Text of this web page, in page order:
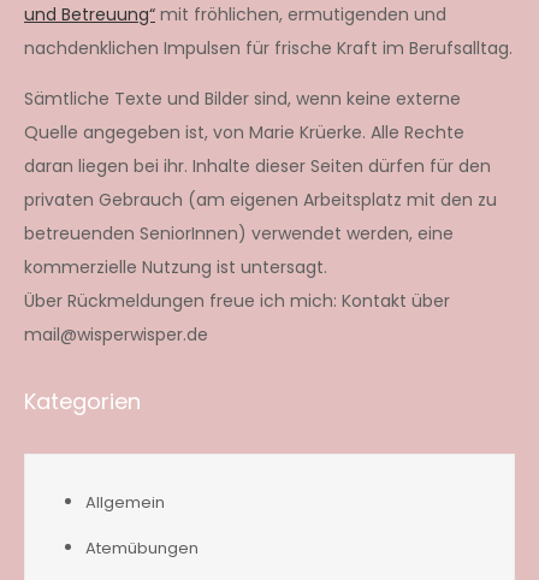
und Betreuung“ mit fröhlichen, ermutigenden und
nachdenklichen Impulsen für frische Kraft im Berufsalltag.
Sämtliche Texte und Bilder sind, wenn keine externe
Quelle angegeben ist, von Marie Krüerke. Alle Rechte
daran liegen bei ihr. Inhalte dieser Seiten dürfen für den
privaten Gebrauch (am eigenen Arbeitsplatz mit den zu
betreuenden SeniorInnen) verwendet werden, eine
kommerzielle Nutzung ist untersagt.
Über Rückmeldungen freue ich mich: Kontakt über
mail@wisperwisper.de
Kategorien
Allgemein
Atemübungen